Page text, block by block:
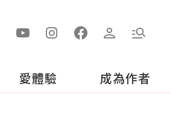
愛體驗 成為作者